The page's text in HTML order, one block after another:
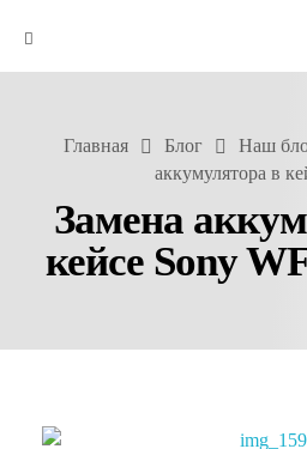
Главная Блог Наш
аккумулятора в
Замена
кейсе Sony